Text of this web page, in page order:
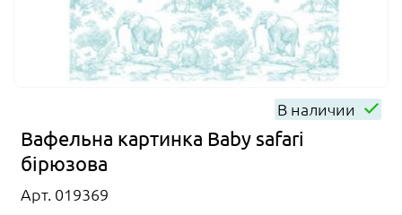
В наличии
Вафельна картинка Baby safari
бірюзова
Арт. 019369